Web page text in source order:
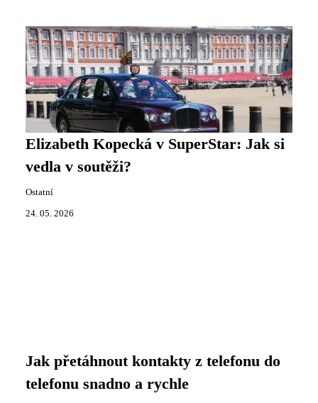
Elizabeth Kopecká v SuperStar: Jak si
vedla v soutěži?
Ostatní
24. 05. 2026
Jak přetáhnout kontakty z telefonu do
telefonu snadno a rychle